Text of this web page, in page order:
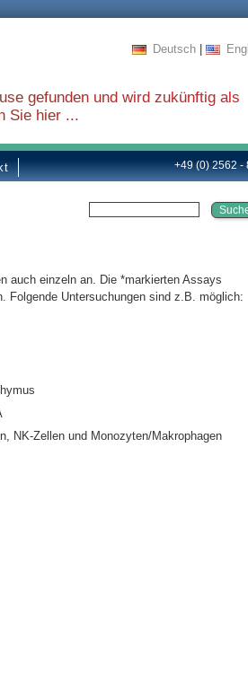
Deutsch
gefunden und wird zukünftig als
Sie hier ...
+49 (0) 2562 -
auch einzeln an. Die *markierten Assays
Folgende Untersuchungen sind z.B. möglich:
NK-Zellen und Monozyten/Makrophagen